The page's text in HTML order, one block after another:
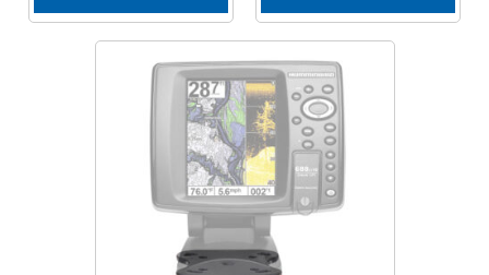
Lift Truck
FORDONSTYP
Off-road Vehicle